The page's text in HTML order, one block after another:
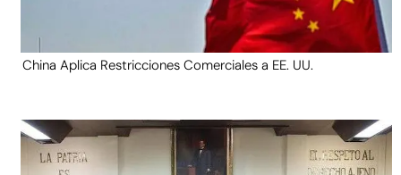
China Aplica Restricciones Comerciales a EE. UU.